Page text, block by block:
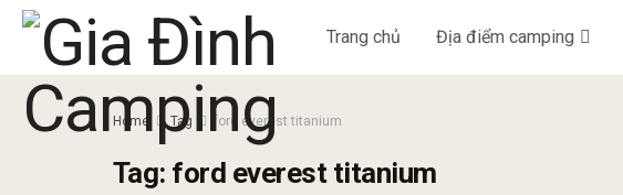
Trang chủ Địa điểm camping
Home Tag ford everest titanium
Tag: ford everest titanium